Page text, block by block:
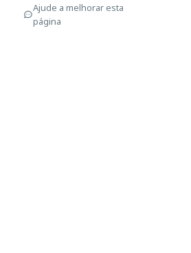
Ajude a melhorar esta
página